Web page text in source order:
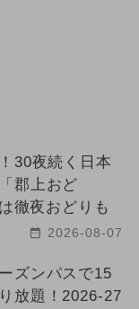
30夜続く日本
郡上おど
徹夜おどりも
2026-08-07
ズンパスで15
放題！2026-27